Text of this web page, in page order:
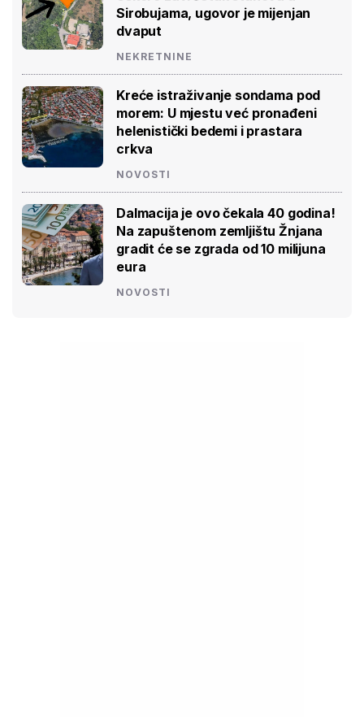
Sirobujama, ugovor je mijenjan
dvaput
NEKRETNINE
Kreće istraživanje sondama pod
morem: U mjestu već pronađeni
helenistički bedemi i prastara
crkva
NOVOSTI
Dalmacija je ovo čekala 40 godina!
Na zapuštenom zemljištu Žnjana
gradit će se zgrada od 10 milijuna
eura
NOVOSTI